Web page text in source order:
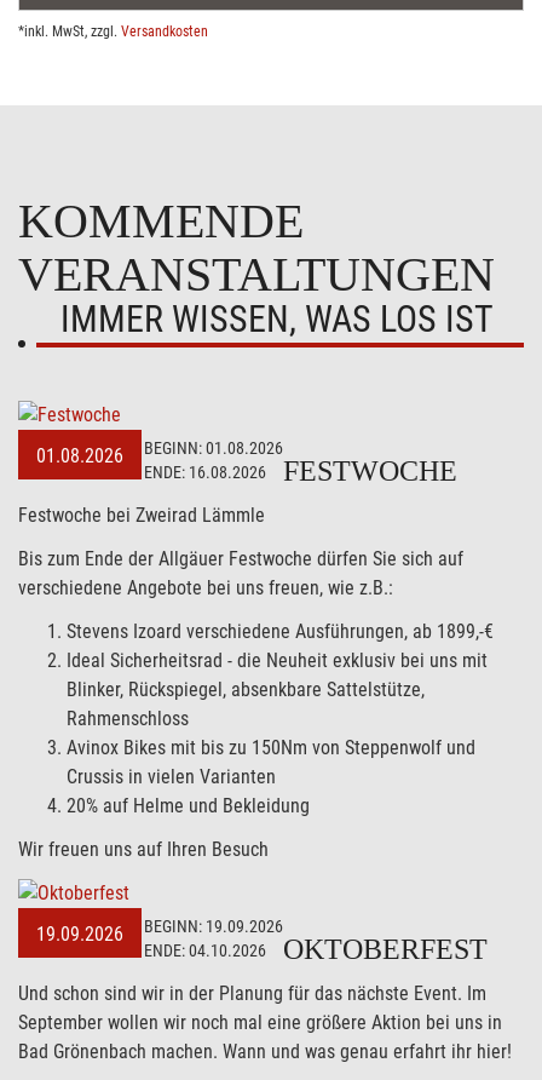
*inkl. MwSt, zzgl. Versandkosten
KOMMENDE
VERANSTALTUNGEN
IMMER WISSEN, WAS LOS IST
01.08.2026 BEGINN:01.08.2026
ENDE: 16.08.2026 FESTWOCHE
Festwoche bei Zweirad Lämmle
Bis zum Ende der Allgäuer Festwoche dürfen Sie sich auf
verschiedene Angebote bei uns freuen, wie z.B.:
Stevens Izoard verschiedene Ausführungen, ab 1899,-€
Ideal Sicherheitsrad - die Neuheit exklusiv bei uns mit
Blinker, Rückspiegel, absenkbare Sattelstütze,
Rahmenschloss
Avinox Bikes mit bis zu 150Nm von Steppenwolf und
Crussis in vielen Varianten
20% auf Helme und Bekleidung
Wir freuen uns auf Ihren Besuch
19.09.2026 BEGINN: 19.09.2026
ENDE:04.10.2026 OKTOBERFEST
Und schon sind wir in der Planung für das nächste Event. Im
September wollen wir noch mal eine größere Aktion bei uns in
Bad Grönenbach machen. Wann und was genau erfahrt ihr hier!